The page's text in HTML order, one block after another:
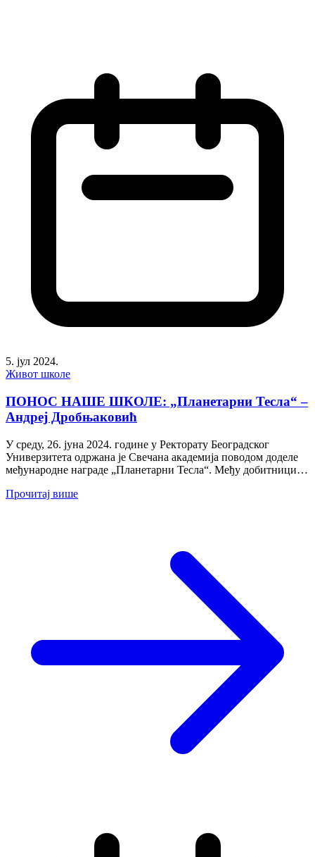
5. јул 2024.
Живот школе
ПОНОС НАШЕ ШКОЛЕ: „Планетарни Тесла“ –
Андреј Дробњаковић
У среду, 26. јуна 2024. године у Ректорату Београдског
Универзитета одржана је Свечана академија поводом доделе
међународне награде „Планетарни Тесла“. Међу добитницима
Прочитај више